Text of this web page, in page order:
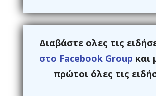
Διαβάστε ολες τις
στο Facebook Group και
πρώτοι όλες τις